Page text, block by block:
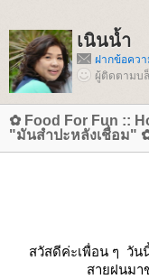
เนินน้ำ
ฝากข้อคว
ผู้ติดตามบ
✿ Food For Fun ::
"มันสำปะหลังเชื่อม"
สวัสดีค่ะเพื่อน ๆ วัน
สายฝนมา